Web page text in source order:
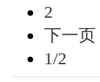
2
下一页
1/2